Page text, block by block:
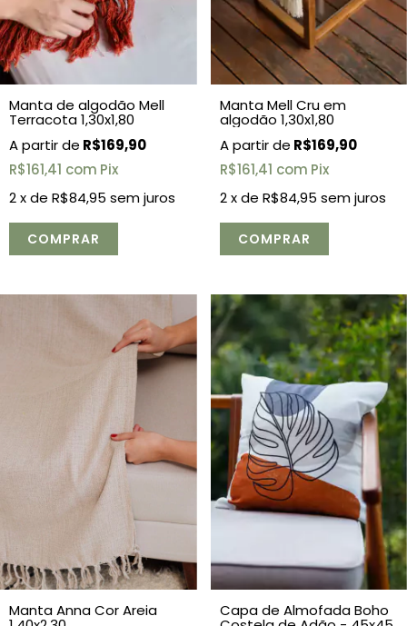
Manta de algodão Mell
Terracota 1,30x1,80
R$169,90
R$161,41 com Pix
2x de R$84,95 sem juros
Manta Mell Cru em
algodão 1,30x1,80
R$169,90
R$161,41 com Pix
2 x de R$84,95 sem juros
Manta Anna Cor Areia Capa de Almofada Boho